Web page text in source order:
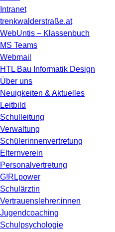
Intranet
trenkwalderstraße.at
WebUntis – Klassenbuch
MS Teams
Webmail
HTL Bau Informatik Design
Über uns
Neuigkeiten & Aktuelles
Leitbild
Schulleitung
Verwaltung
Schülerinnenvertretung
Elternverein
Personalvertretung
G!RLpower
Schulärztin
Vertrauenslehrer:innen
Jugendcoaching
Schulpsychologie